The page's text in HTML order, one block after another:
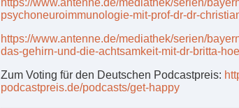
https://www.antenne.de/mediathek/serien/
psychoneuroimmunologie-mit-prof-dr-dr-
https://www.antenne.de/mediathek/serien/
das-gehirn-und-die-achtsamkeit-mit-dr-britta-
Zum Voting für den Deutschen Podcastpreis:
podcastpreis.de/podcasts/get-happy